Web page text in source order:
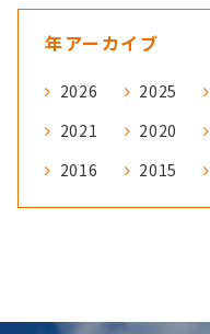
年アーカイブ
2026 2025
2021
2020
2016
2015